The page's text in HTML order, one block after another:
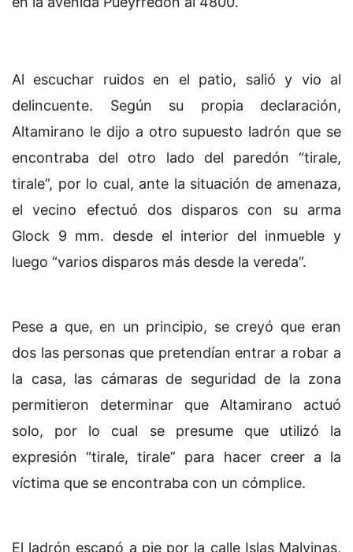
Al escuchar ruidos en el patio, salió y vio al
delincuente. Según su propia declaración,
Altamirano le dijo a otro supuesto ladrón que se
encontraba del otro lado del paredón “tirale,
tirale”, por lo cual, ante la situación de amenaza,
el vecino efectuó dos disparos con su arma
Glock 9 mm. desde el interior del inmueble y
luego “varios disparos más desde la vereda”.
Pese a que, en un principio, se creyó que eran
dos las personas que pretendían entrar a robar a
la casa, las cámaras de seguridad de la zona
permitieron determinar que Altamirano actuó
solo, por lo cual se presume que utilizó la
expresión “tirale, tirale” para hacer creer a la
víctima que se encontraba con un cómplice.
El ladrón escapó a pie por la calle Islas Malvinas,